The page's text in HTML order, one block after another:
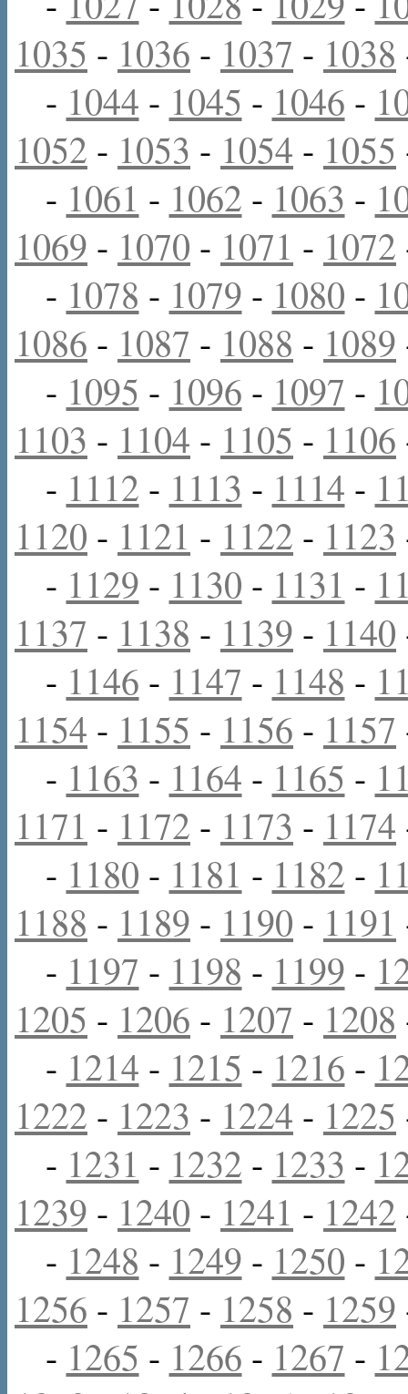
1035 - 1036 - 1037 - 1038
- 1044 - 1045 - 1046 -
1052 - 1053 - 1054 - 1055
- 1061 - 1062 - 1063 -
1069 - 1070 - 1071 - 1072
- 1078 - 1079 - 1080 -
1086 - 1087 - 1088 - 1089
- 1095 - 1096 - 1097 -
1103 - 1104 - 1105 - 1106
- 1112 - 1113 - 1114 -
1120 - 1121 - 1122 - 1123
- 1129 - 1130 - 1131 -
1137 - 1138 - 1139 - 1140
- 1146 - 1147 - 1148 -
1154 - 1155 - 1156 - 1157
- 1163 - 1164 - 1165 -
1171 - 1172 - 1173 - 1174
- 1180 - 1181 - 1182 -
1188 - 1189 - 1190 - 1191
- 1197 - 1198 - 1199 -
1205 - 1206 - 1207 - 1208
- 1214 - 1215 - 1216 -
1222 - 1223 - 1224 - 1225
- 1231 - 1232 - 1233 -
1239 - 1240 - 1241 - 1242
- 1248 - 1249 - 1250 -
1256 - 1257 - 1258 - 1259
- 1265 - 1266 - 1267 -